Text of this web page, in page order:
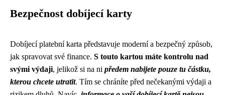
Bezpečnost dobíjecí karty
Dobíjecí platební karta představuje moderní a bezpečný způsob,
jak spravovat své finance. S touto kartou máte kontrolu nad
svými výdaji, jelikož si na ni předem nabijete pouze tu částku,
kterou chcete utratit. Tím se chráníte před nečekanými výdaji a